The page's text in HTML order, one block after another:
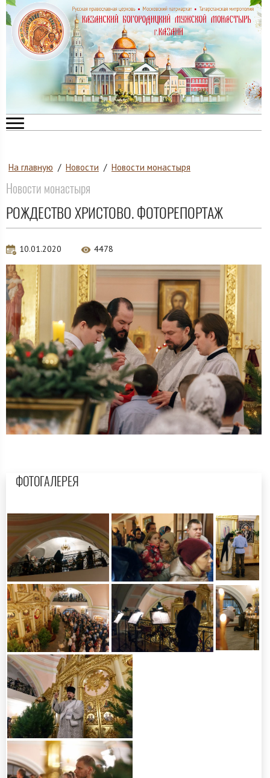
На главную / Новости / Новости монастыря
Новости монастыря
РОЖДЕСТВО ХРИСТОВО. ФОТОРЕПОРТАЖ
10.01.2020 4478
ФОТОГАЛЕРЕЯ